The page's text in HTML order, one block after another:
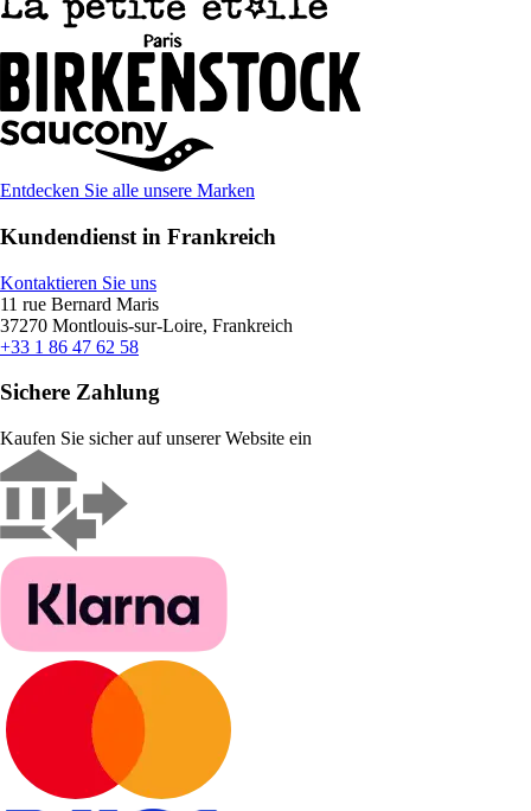
Entdecken Sie alle unsere Marken
Kundendienst in Frankreich
Kontaktieren Sie uns
11 rue Bernard Maris
37270 Montlouis-sur-Loire, Frankreich
+33 1 86 47 62 58
Sichere Zahlung
Kaufen Sie sicher auf unserer Website ein